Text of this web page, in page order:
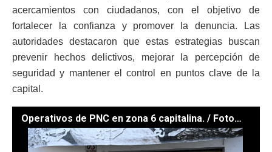
acercamientos con ciudadanos, con el objetivo de
fortalecer la confianza y promover la denuncia. Las
autoridades destacaron que estas estrategias buscan
prevenir hechos delictivos, mejorar la percepción de
seguridad y mantener el control en puntos clave de la
capital.
Operativos de PNC en zona 6 capitalina. / Foto: Byron de la Cruz